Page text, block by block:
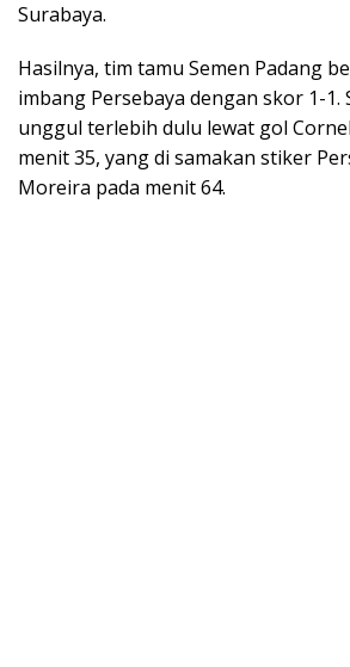
Surabaya.
Hasilnya, tim tamu Semen Padang
imbang Persebaya dengan skor 1-1.
unggul terlebih dulu lewat gol
menit 35, yang di samakan stiker
Moreira pada menit 64.